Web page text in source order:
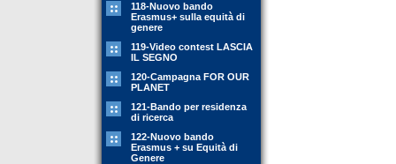
118-Nuovo bando
Erasmus+ sulla equità di
genere
119-Video contest LASCIA
IL SEGNO
120-Campagna FOR OUR
PLANET
121-Bando per residenza
di ricerca
122-Nuovo bando
Erasmus + su Equità di
Genere